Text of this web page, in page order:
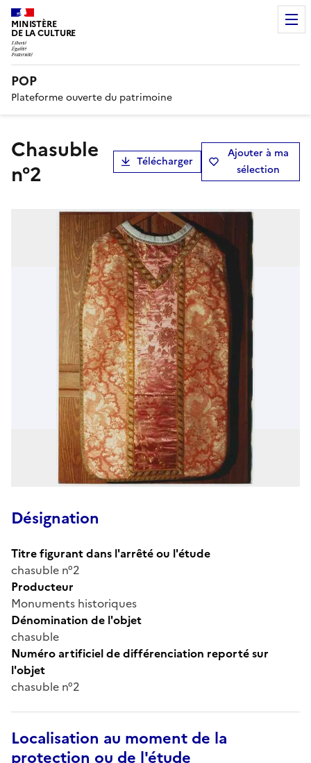
MINISTÈRE
DE LA CULTURE
POP
Plateforme ouverte du patrimoine
chasuble
n°2
Télécharger
Ajouter à ma
sélection
Désignation
Titre figurant dans l'arrêté ou l'étude
chasuble n°2
Producteur
Monuments historiques
Dénomination de l'objet
chasuble
Numéro artificiel de différenciation reporté sur
l'objet
chasuble n°2
Localisation au moment de la
protection ou de l'étude